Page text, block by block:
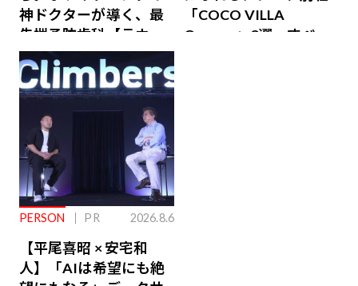
神ドクターが導く、最
先端予防歯科【ラウン
ジ会員特典あり】
「COCO VILLA
Owners」3選。すべて
PERSON PR 2026.8.6
【平尾喜昭 × 安宅和
人】「AIは希望にも絶